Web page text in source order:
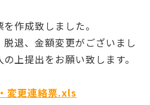
作成致しました。
退、金額変更がございまし
上提出をお願い致します。
変更連絡票.xls